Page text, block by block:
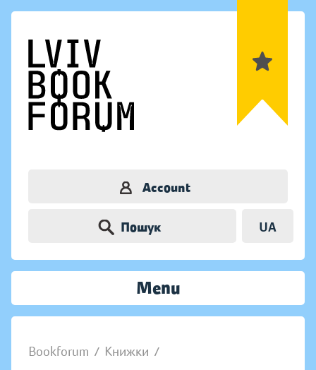
Account
Пошук UA
Menu
Bookforum / Книжки /